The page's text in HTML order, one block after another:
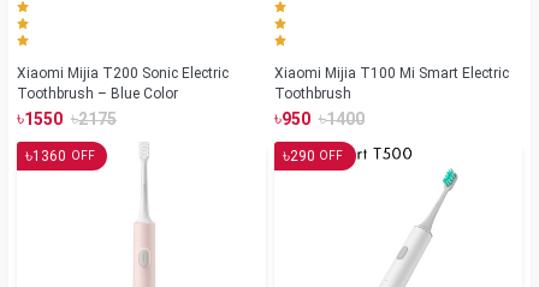
Xiaomi Mijia T200 Sonic Electric
Toothbrush – Blue Color
৳1550 ৳2175
Xiaomi Mijia T100 Mi Smart Electric
Toothbrush
৳950 ৳1400
৳1360 OFF ৳290 OFF